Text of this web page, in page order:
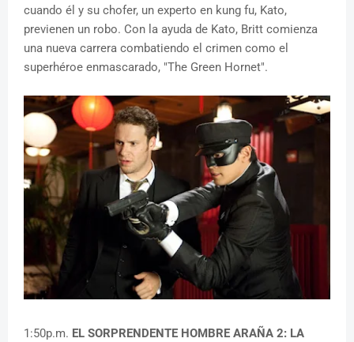
cuando él y su chofer, un experto en kung fu, Kato,
previenen un robo. Con la ayuda de Kato, Britt comienza
una nueva carrera combatiendo el crimen como el
superhéroe enmascarado, "The Green Hornet".
1:50p.m. EL SORPRENDENTE HOMBRE ARAÑA 2: LA